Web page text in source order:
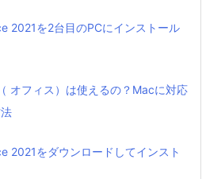
2021を2台目のPCにインストール
オフィス）は使えるの？Macに対応
2021をダウンロードしてインスト